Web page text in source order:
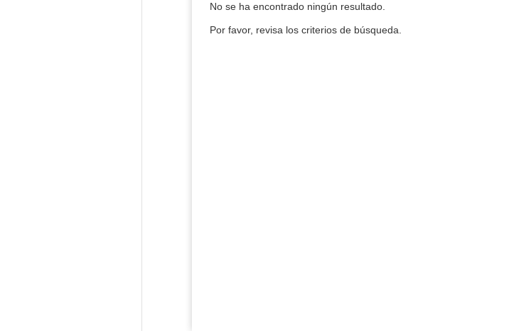
No se ha encontrado ningún resultado.
Por favor, revisa los criterios de búsqueda.